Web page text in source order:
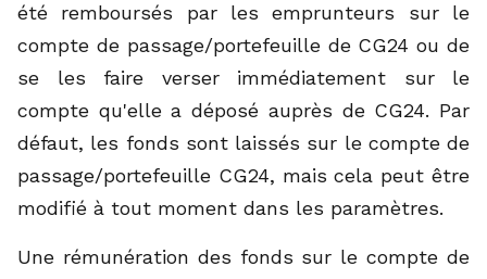
été remboursés par les emprunteurs sur le
compte de passage/portefeuille de CG24 ou de
se les faire verser immédiatement sur le
compte qu'elle a déposé auprès de CG24. Par
défaut, les fonds sont laissés sur le compte de
passage/portefeuille CG24, mais cela peut être
modifié à tout moment dans les paramètres.
Une rémunération des fonds sur le compte de